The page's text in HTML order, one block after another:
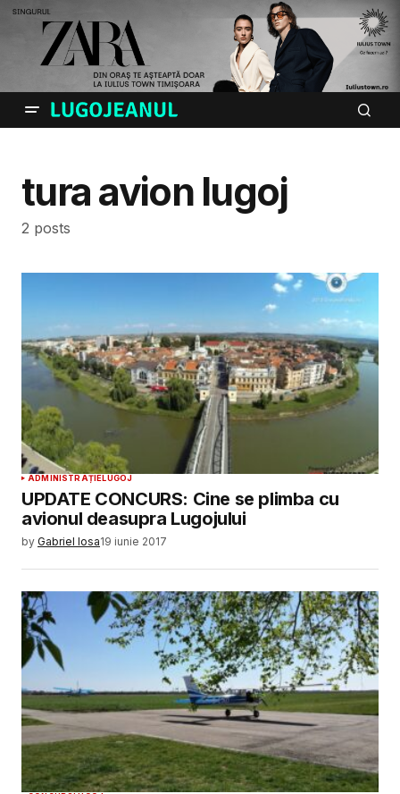
tura avion lugoj
2 posts
ADMINISTRAȚIELUGOJ
UPDATE CONCURS: Cine se plimba cu
avionul deasupra Lugojului
by Gabriel Iosa19 iunie 2017